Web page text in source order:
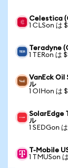
Celestica
1 CLSon は
Teradyne
1 TERon は
VanEck Oil
ル
1 OIHon は
SolarEdge
ル
1 SEDGon
T-Mobile
1 TMUSon